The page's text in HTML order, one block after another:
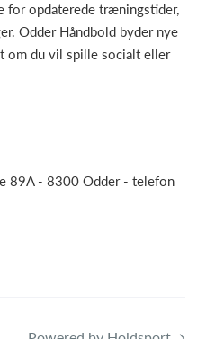
for opdaterede træningstider,
Odder Håndbold byder nye
om du vil spille socialt eller
89A - 8300 Odder - telefon